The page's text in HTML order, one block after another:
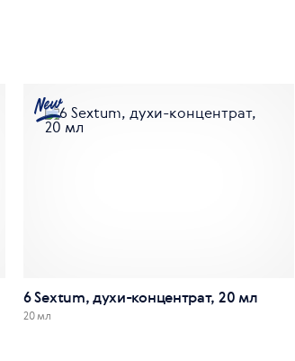
6 Sextum, духи-концентрат, 20 мл
20 мл